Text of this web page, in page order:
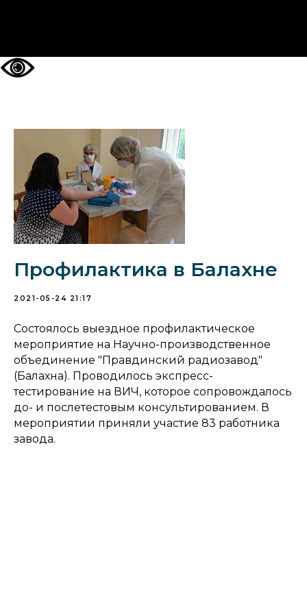
Профилактика в Балахне
2021-05-24 21:17
Состоялось выездное профилактическое
мероприятие на Научно-производственное
объединение "Правдинский радиозавод"
(Балахна). Проводилось экспресс-
тестирование на ВИЧ, которое сопровождалось
до- и послетестовым консультированием. В
мероприятии приняли участие 83 работника
завода.